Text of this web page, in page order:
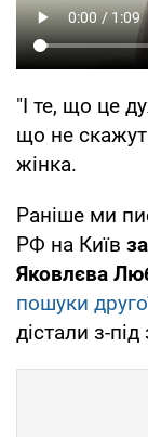
"І те, що це
що не
жінка.
Раніше ми
РФ на Київ
Яковлєва
пошуки
дістали з-під